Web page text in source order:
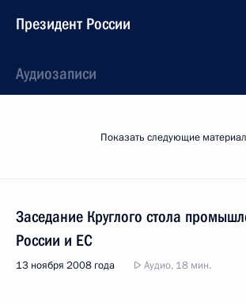
Президент России
Аудиозаписи
Показать следующие
Заседание Круглого стола
России и ЕС
13 ноября 2008 года Аудио, 18 мин.